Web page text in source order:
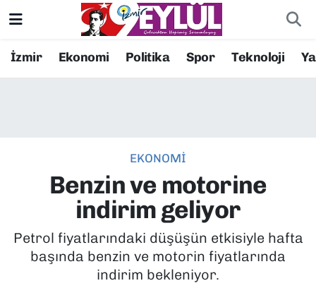
İzmir Ekonomi Politika Spor Teknoloji
EKONOMİ
Benzin ve motorine
indirim geliyor
Petrol fiyatlarındaki düşüşün etkisiyle hafta
başında benzin ve motorin fiyatlarında
indirim bekleniyor.
Resmi İlanlar
EKONOMİ
KÜLTÜR SANAT
MAGAZİN
Konak Nöbetçi Eczaneler
Süper Lig Puan Durumu ve Fikstür
Tüm Manşetler
Son Dakika Haberleri
Haber Arşivi